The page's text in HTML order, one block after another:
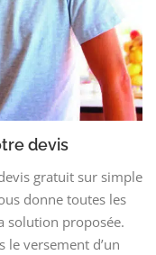
devis
gratuit sur simple
donne toutes les
solution proposée.
le versement d’un